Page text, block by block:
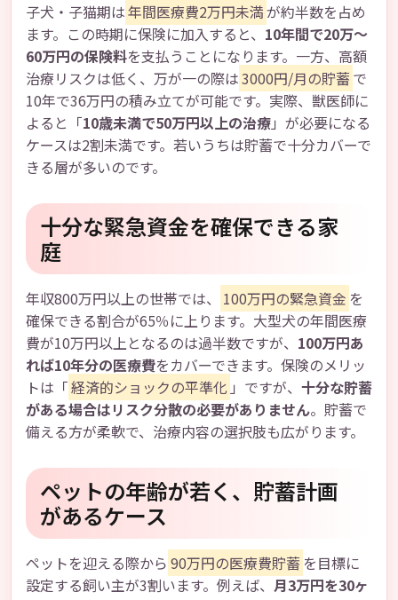
子犬・子猫期は年間医療費2万円未満が約半数を占め
ます。この時期に保険に加入すると、 10年間で20万～
60万円の保険料を支払うことになります。一方、高額
治療リスクは低く、万が一の際は3000円/月の貯蓄 で
10年で36万円の積み立てが可能です。実際、獣医師に
よると「10歳未満で50万円以上の治療」が必要になる
ケースは2割未満です。若いうちは貯蓄で十分カバーで
きる層が多いのです。
十分な緊急資金を確保できる家
庭
年収800万円以上の世帯では、 100万円の緊急資金 を
確保できる割合が65％に上ります。大型犬の年間医療
費が10万円以上となるのは過半数ですが、 100万円あ
れば10年分の医療費をカバーできます。保険のメリッ
トは「経済的ショックの平準化 」ですが、 十分な貯蓄
がある場合はリスク分散の必要がありません。貯蓄で
備える方が柔軟で、治療内容の選択肢も広がります。
ペットの年齢が若く、貯蓄計画
があるケース
ペットを迎える際から 90万円の医療費貯蓄 を目標に
設定する飼い主が3割います。例えば、 月3万円を30ヶ